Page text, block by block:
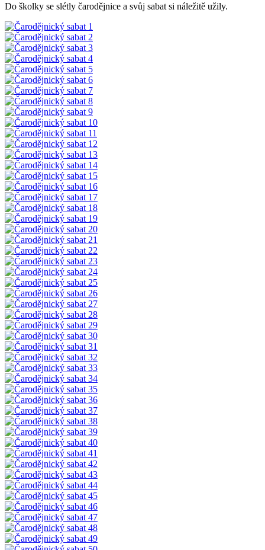
Do školky se slétly čarodějnice a svůj sabat si náležitě užily.